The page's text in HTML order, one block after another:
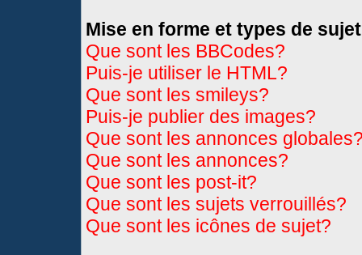
Mise en forme et types de sujet
Que sont les BBCodes?
Puis-je utiliser le HTML?
Que sont les smileys?
Puis-je publier des images?
Que sont les annonces
Que sont les annonces?
Que sont les post-it?
Que sont les sujets verrouillés?
Que sont les icônes de sujet?